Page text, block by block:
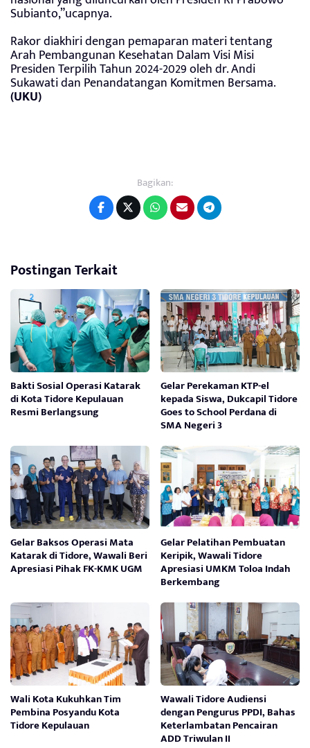
Subianto,”ucapnya.
Rakor diakhiri dengan pemaparan materi tentang
Arah Pembangunan Kesehatan Dalam Visi Misi
Presiden Terpilih Tahun 2024-2029 oleh dr. Andi
Sukawati dan Penandatangan Komitmen Bersama.
(UKU)
Bagikan:
Postingan Terkait
Bakti Sosial Operasi Katarak
di Kota Tidore Kepulauan
Resmi Berlangsung
Gelar Perekaman KTP-el
kepada Siswa, Dukcapil Tidore
Goes to School Perdana di
SMA Negeri 3
Gelar Baksos Operasi Mata
Katarak di Tidore, Wawali Beri
Apresiasi Pihak FK-KMK UGM
Gelar Pelatihan Pembuatan
Keripik, Wawali Tidore
Apresiasi UMKM Toloa Indah
Berkembang
Wali Kota Kukuhkan Tim
Pembina Posyandu Kota
Tidore Kepulauan
Wawali Tidore Audiensi
dengan Pengurus PPDI, Bahas
Keterlambatan Pencairan
ADD Triwulan II